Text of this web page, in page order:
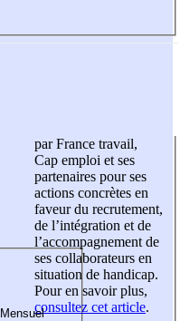
par France travail,
Cap emploi et ses
partenaires pour ses
actions concrètes en
faveur du recrutement,
de l’intégration et de
l’accompagnement de
ses collaborateurs en
situation de handicap.
Pour en savoir plus,
consultez cet article.